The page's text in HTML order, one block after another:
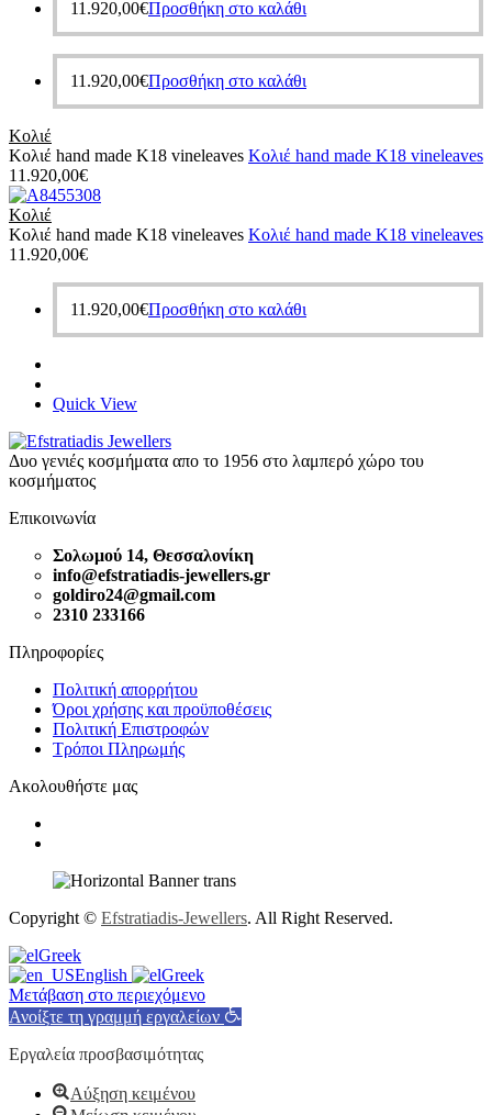
11.920,00€Προσθήκη στο καλάθι
11.920,00€Προσθήκη στο καλάθι
Κολιέ
Κολιέ hand made Κ18 vineleaves Κολιέ hand made Κ18 vineleaves
11.920,00€
Κολιέ
Κολιέ hand made Κ18 vineleaves Κολιέ hand made Κ18 vineleaves
11.920,00€
11.920,00€Προσθήκη στο καλάθι
Quick View
Δυο γενιές κοσμήματα απο το 1956 στο λαμπερό χώρο του
κοσμήματος
Επικοινωνία
Σολωμού 14, Θεσσαλονίκη
info@efstratiadis-jewellers.gr
goldiro24@gmail.com
2310 233166
Πληροφορίες
Πολιτική απορρήτου
Όροι χρήσης και προϋποθέσεις
Πολιτική Επιστροφών
Τρόποι Πληρωμής
Ακολουθήστε μας
Copyright © Efstratiadis-Jewellers. All Right Reserved.
Greek
English
Greek
Μετάβαση στο περιεχόμενο
Ανοίξτε τη γραμμή εργαλείων
Εργαλεία προσβασιμότητας
Αύξηση κειμένου